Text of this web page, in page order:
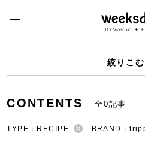
絞りこむ
CONTENTS 全0記事
TYPE：RECIPE BRAND：